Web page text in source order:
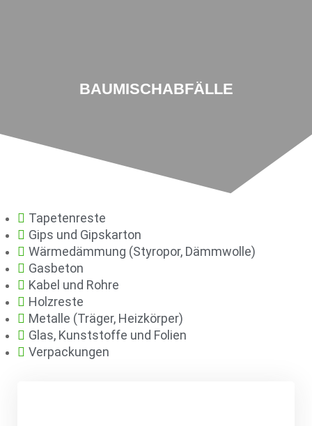
BAUMISCHABFÄLLE
Tapetenreste
Gips und Gipskarton
Wärmedämmung (Styropor, Dämmwolle)
Gasbeton
Kabel und Rohre
Holzreste
Metalle (Träger, Heizkörper)
Glas, Kunststoffe und Folien
Verpackungen